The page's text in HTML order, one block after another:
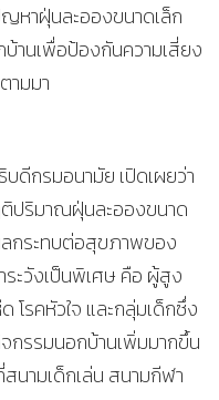
หาฝุ่นละอองขนาดเล็ก
านเพื่อป้องกันความเสี่ยง
มมา
กรมอนามัย เปิดเผยว่า
ปริมาณฝุ่นละอองขนาด
กระทบต่อสุขภาพของ
ะวังเป็นพิเศษ คือ ผู้สูง
รคหัวใจ และกลุ่มเด็กซึ่ง
กรรมนอกบ้านเพิ่มมากขึ้น
นามเด็กเล่น สนามกีฬา